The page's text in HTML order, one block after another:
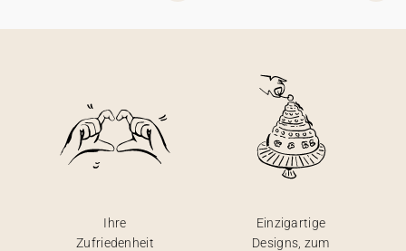
Ihre
Zufriedenheit
Einzigartige
Designs, zum